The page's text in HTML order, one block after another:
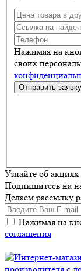
Нажимая на
своих
Узнайте об
Подпишитесь на
Делаем рассылку
Нажимая на
соглашения